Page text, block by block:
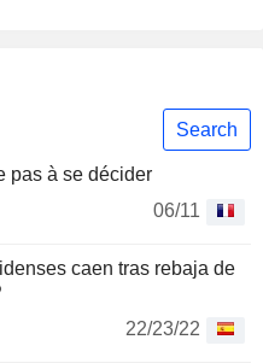
Search
pas à se décider
06/11
caen tras rebaja de
22/23/22